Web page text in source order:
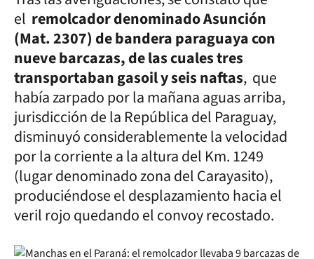
el remolcador denominado Asunción
(Mat. 2307) de bandera paraguaya con
nueve barcazas, de las cuales tres
transportaban gasoil y seis naftas, que
había zarpado por la mañana aguas arriba,
jurisdicción de la República del Paraguay,
disminuyó considerablemente la velocidad
por la corriente a la altura del Km. 1249
(lugar denominado zona del Carayasito),
produciéndose el desplazamiento hacia el
veril rojo quedando el convoy recostado.